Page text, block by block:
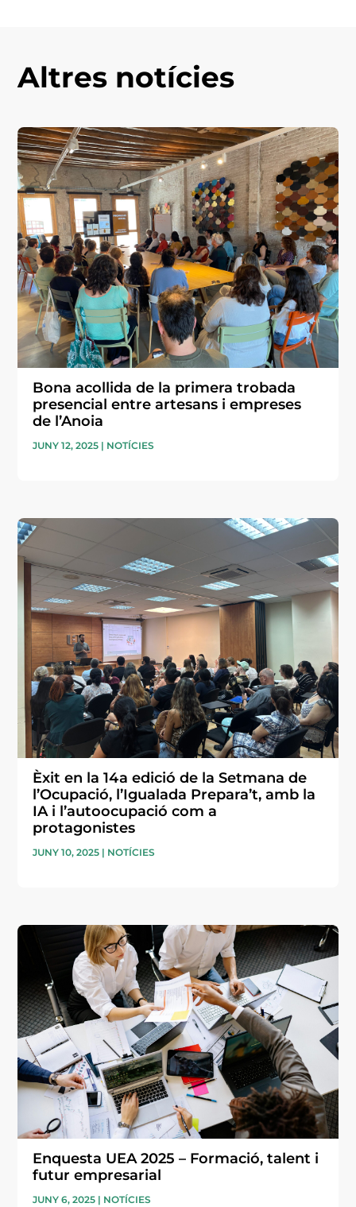
Altres notícies
Bona acollida de la primera trobada
presencial entre artesans i empreses
de l’Anoia
JUNY 12, 2025 | NOTÍCIES
Èxit en la 14a edició de la Setmana de
l’Ocupació, l’Igualada Prepara’t, amb la
IA i l’autoocupació com a
protagonistes
JUNY 10, 2025 | NOTÍCIES
Enquesta UEA 2025 – Formació, talent i
futur empresarial
JUNY 6, 2025 | NOTÍCIES